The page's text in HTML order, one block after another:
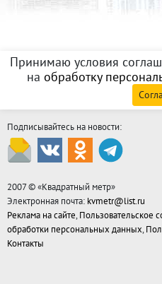
Принимаю условия
на обработку
Подписывайтесь на новости:
2007 © «Квадратный метр»
Электронная почта: kvmetr@list.ru
Реклама на сайте, Пользовательское
обработки персональных данных,
Контакты